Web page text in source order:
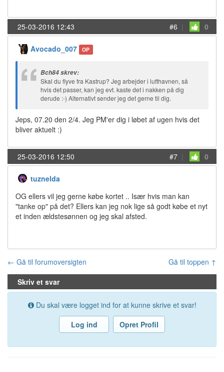
25-03-2016 12:43 #6 | 0
Avocado_007 OP
Bch84 skrev:
Skal du flyve fra Kastrup? Jeg arbejder i lufthavnen, så
hvis det passer, kan jeg evt. kaste det i nakken på dig
derude :-) Alternativt sender jeg det gerne til dig.
Jeps, 07.20 den 2/4. Jeg PM'er dig i løbet af ugen hvis det
bliver aktuelt :)
25-03-2016 12:50 #7 | 0
tuznelda
OG ellers vil jeg gerne købe kortet .. Især hvis man kan
"tanke op" på det? Ellers kan jeg nok lige så godt købe et nyt
et inden ældstesønnen og jeg skal afsted.
← Gå til forumoversigten
Gå til toppen ↑
Skriv et svar
Du skal være logget ind for at kunne skrive et svar!
Log ind
Opret Profil